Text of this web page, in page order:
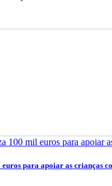
para apoiar as crianças